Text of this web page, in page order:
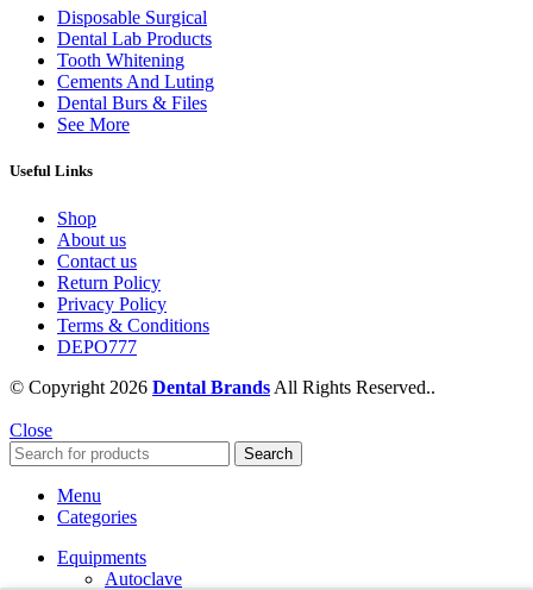
Disposable Surgical
Dental Lab Products
Tooth Whitening
Cements And Luting
Dental Burs & Files
See More
Useful Links
Shop
About us
Contact us
Return Policy
Privacy Policy
Terms & Conditions
DEPO777
© Copyright 2026 Dental Brands All Rights Reserved..
Close
Search
Menu
Categories
Equipments
Autoclave